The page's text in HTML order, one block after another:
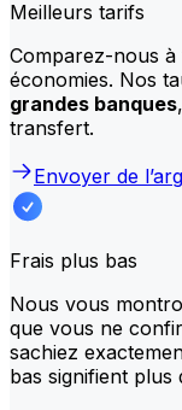
Meilleurs tarifs
Comparez-nous
économies. Nos
grandes banques
transfert.
Envoyer de
Frais plus bas
Nous vous
que vous ne
sachiez
bas signifient plus